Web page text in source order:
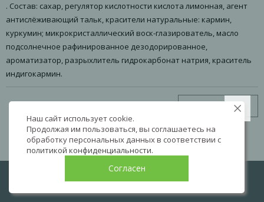
. Состав: сахар, регулятор кислотности кислота лимонная, агент
антислёживающий тальк, красители натуральные: кармин,
куркумин; микрокристаллический воск-глазирователь, масло
подсолнечное рафинированное дезодорированное,
ароматизатор, разрыхлитель гидрокарбонат натрия, краситель
индигокармин.
Узнать цену
Наш сайт использует cookie.
Продолжая им пользоваться, вы соглашаетесь на
обработку персональных данных в соответствии с
политикой конфиденциальности.
Согласен